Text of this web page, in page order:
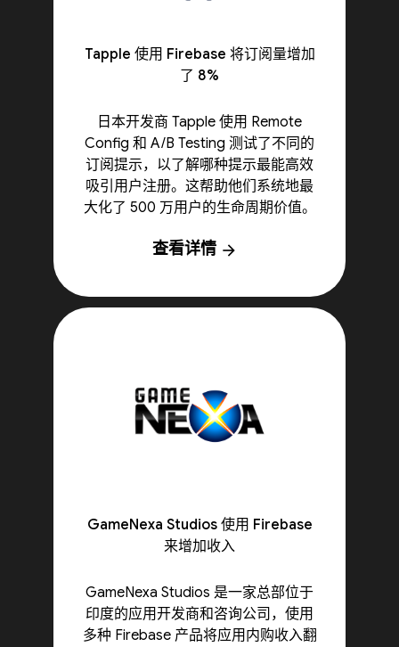
Tapple 使用 Firebase 将订阅量增加
了 8%
日本开发商 Tapple 使用 Remote
Config 和 A/B Testing 测试了不同的
订阅提示，以了解哪种提示最能高效
吸引用户注册。这帮助他们系统地最
大化了 500 万用户的生命周期价值。
查看详情 arrow_forward
GameNexa Studios 使用 Firebase
来增加收入
GameNexa Studios 是一家总部位于
印度的应用开发商和咨询公司，使用
多种 Firebase 产品将应用内购收入翻